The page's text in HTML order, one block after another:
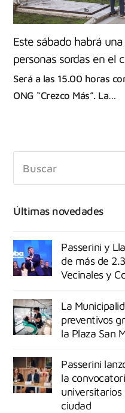
Este sábado habrá
personas sordas en el
Será a las 15.00 horas
ONG “Crezco Más”. La…
Últimas novedades
Passerini y
de más de
Vecinales y
La
preventivos
la Plaza San
Passerini
la
universitarios
ciudad